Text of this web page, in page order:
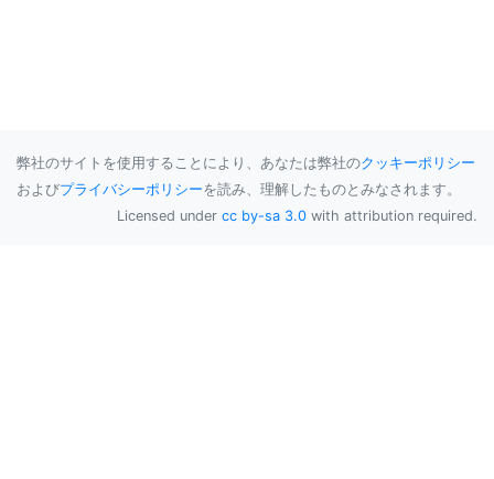
弊社のサイトを使用することにより、あなたは弊社のクッキーポリシー
およびプライバシーポリシーを読み、理解したものとみなされます。
Licensed under cc by-sa 3.0 with attribution required.